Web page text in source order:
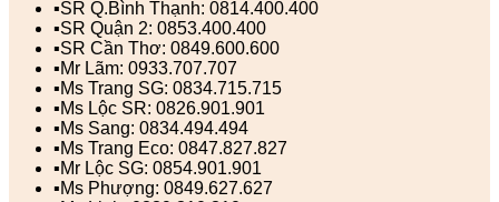
▪️SR Q.Bình Thạnh: 0814.400.400
▪️SR Quận 2: 0853.400.400
▪️SR Cần Thơ: 0849.600.600
▪️Mr Lãm: 0933.707.707
▪️Ms Trang SG: 0834.715.715
▪️Ms Lộc SR: 0826.901.901
▪️Ms Sang: 0834.494.494
▪️Ms Trang Eco: 0847.827.827
▪️Mr Lộc SG: 0854.901.901
▪️Ms Phượng: 0849.627.627